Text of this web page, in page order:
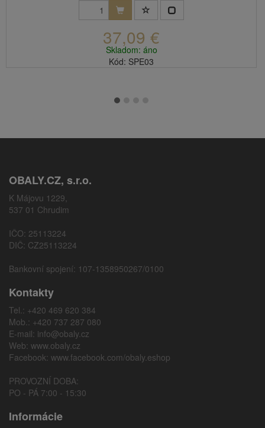
37,09 €
Skladom: áno
Kód: SPE03
OBALY.CZ, s.r.o.
K Májovu 1229,
537 01 Chrudim
IČO: 25113224
DIČ: CZ25113224
Bankovní spojení: 107-1358950267/0100
Kontakty
Tel.: +420 469 620 384
Mob.: +420 737 287 080
E-mail: info@obaly.cz
Web: www.obaly.cz
Facebook: www.facebook.com/obaly.eshop
PROVOZNÍ DOBA:
PO - PÁ 7:00 - 15:30
Informácie